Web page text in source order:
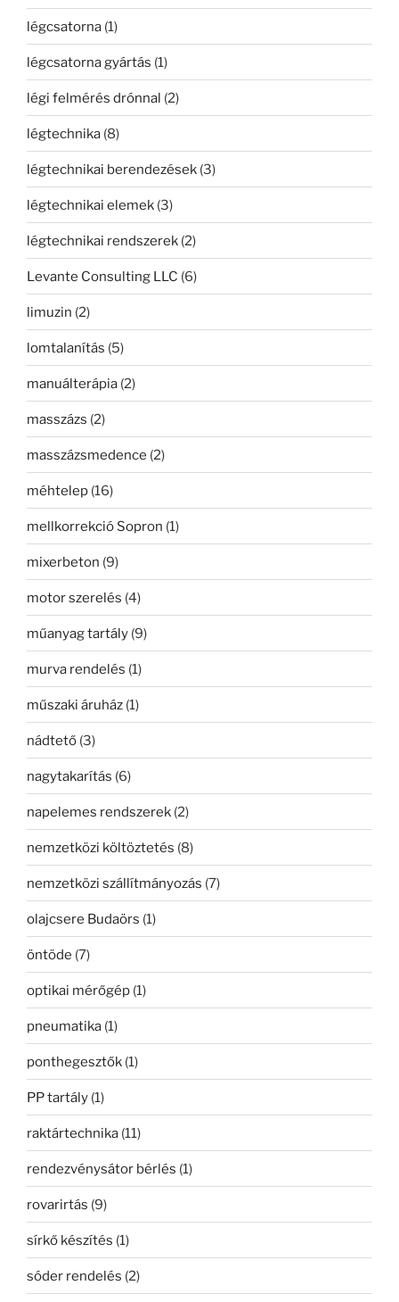
légcsatorna (1)
légcsatorna gyártás (1)
légi felmérés drónnal (2)
légtechnika (8)
légtechnikai berendezések (3)
légtechnikai elemek (3)
légtechnikai rendszerek (2)
Levante Consulting LLC (6)
limuzin (2)
lomtalanítás (5)
manuálterápia (2)
masszázs (2)
masszázsmedence (2)
méhtelep (16)
mellkorrekció Sopron (1)
mixerbeton (9)
motor szerelés (4)
műanyag tartály (9)
murva rendelés (1)
műszaki áruház (1)
nádtető (3)
nagytakarítás (6)
napelemes rendszerek (2)
nemzetközi költöztetés (8)
nemzetközi szállítmányozás (7)
olajcsere Budaörs (1)
öntöde (7)
optikai mérőgép (1)
pneumatika (1)
ponthegesztők (1)
PP tartály (1)
raktártechnika (11)
rendezvénysátor bérlés (1)
rovarirtás (9)
sírkő készítés (1)
sóder rendelés (2)